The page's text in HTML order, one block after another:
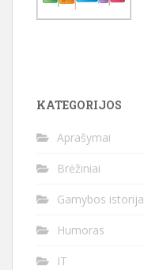
KATEGORIJOS
Aprašymai
Brėžiniai
Gamybos istorija
Humoras
IT